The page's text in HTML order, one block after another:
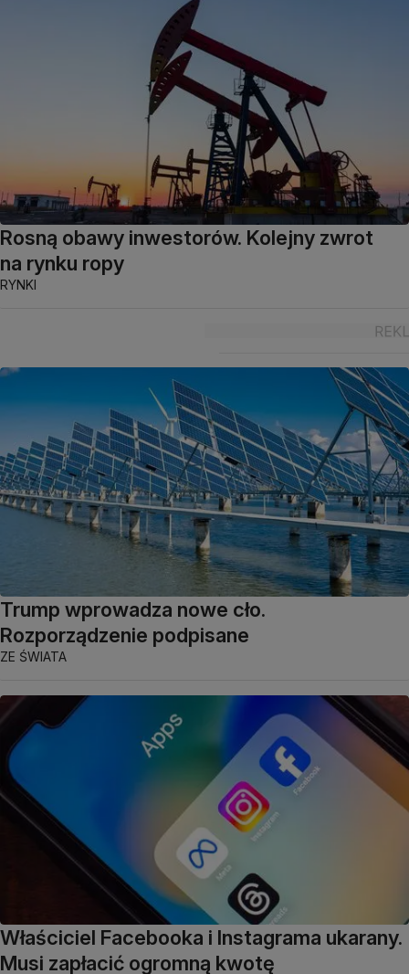
Rosną obawy inwestorów. Kolejny zwrot
na rynku ropy
RYNKI
Trump wprowadza nowe cło.
Rozporządzenie podpisane
ZE ŚWIATA
Właściciel Facebooka i Instagrama ukarany.
Musi zapłacić ogromną kwotę